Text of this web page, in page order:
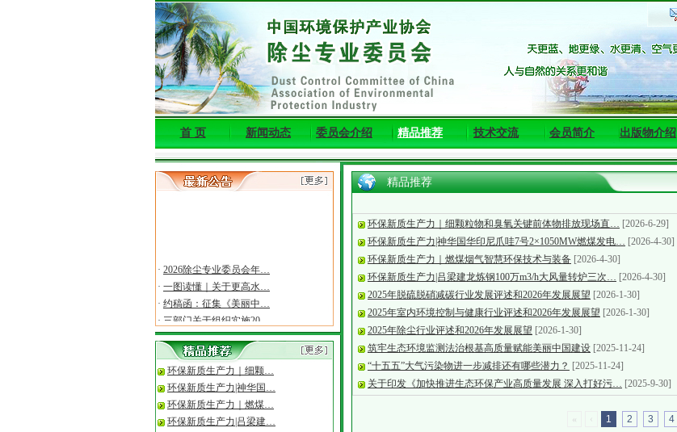
首 页 新闻动态 委员会介绍 精品推荐 技术交流 会员简介 出版物介绍
· 2026除尘专业委员会年…
· 一图读懂｜关于更高水…
· 约稿函：征集《美丽中…
· 三部门关于组织实施20…
·关于召开第十一届东亚…
关于2026年度环境保护…
·一图读懂“十五五”规…
·2026年度专精特新“小…
环保新质生产力｜细颗…
环保新质生产力|神华国…
环保新质生产力｜燃煤…
环保新质生产力|吕梁建…
精品推荐
环保新质生产力｜细颗粒物和臭氧关键前体物排放现场直… [2026-6-29]
环保新质生产力|神华国华印尼爪哇7号2×1050MW燃煤发电… [2026-4-30]
环保新质生产力｜燃煤烟气智慧环保技术与装备 [2026-4-30]
环保新质生产力|吕梁建龙炼钢100万m3/h大风量转炉三次… [2026-4-30]
2025年脱硫脱硝减碳行业发展评述和2026年发展展望 [2026-1-30]
2025年室内环境控制与健康行业评述和2026年发展展望 [2026-1-30]
2025年除尘行业评述和2026年发展展望 [2026-1-30]
筑牢生态环境监测法治根基高质量赋能美丽中国建设 [2025-11-24]
“十五五”大气污染物进一步减排还有哪些潜力？ [2025-11-24]
关于印发《加快推进生态环保产业高质量发展 深入打好污… [2025-9-30]
« ‹ 1 2 3 4